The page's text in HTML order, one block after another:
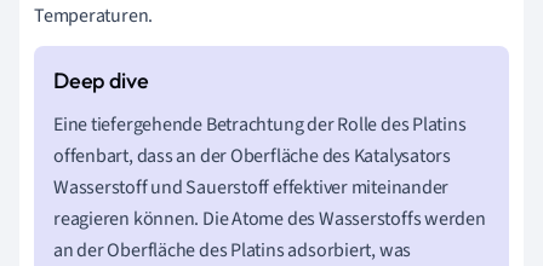
Temperaturen.
Eine tiefergehende Betrachtung der Rolle des Platins
offenbart, dass an der Oberfläche des Katalysators
Wasserstoff und Sauerstoff effektiver miteinander
reagieren können. Die Atome des Wasserstoffs werden
an der Oberfläche des Platins adsorbiert, was